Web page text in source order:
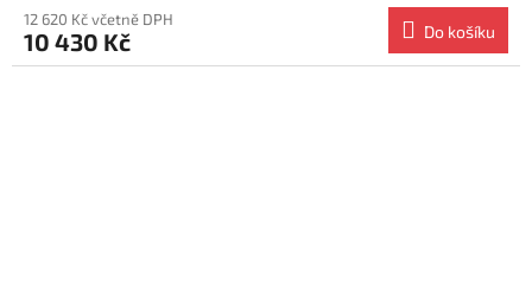
12 620 Kč včetně DPH
10 430 Kč Do košíku